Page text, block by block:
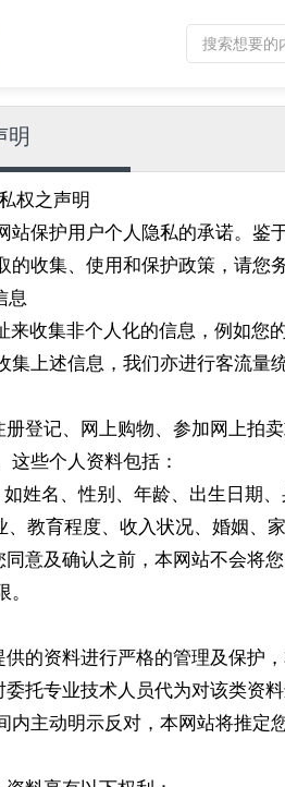
明
权之声明
站保护用户个人隐私的承诺。
的收集、使用和保护政策，请您
息
来收集非个人化的信息，例如您
集上述信息，我们亦进行客流量
登记、网上购物、参加网上拍
些个人资料包括：
姓名、性别、年龄、出生日期
教育程度、收入状况、婚姻、家
意及确认之前，本网站不会将
的资料进行严格的管理及保护
托专业技术人员代为对该类资
内主动明示反对，本网站将推定